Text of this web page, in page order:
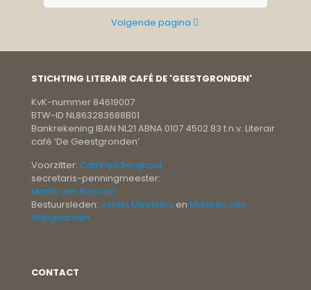
Volgende pagina
STICHTING LITERAIR CAFÉ DE 'GEESTGRONDEN'
KvK-nummer 84619007
BTW-ID NL863283688B01
Bankrekening IBAN NL21 ABNA 0107 4502 83 t.n.v. Literair
café ‘De Geestgronden’
Voorzitter: Cathrien Berghout
secretaris-penningmeester:
Martin van Rossum
Bestuursleden: Johan Meesters en Marleen van
Wijngaarden
CONTACT